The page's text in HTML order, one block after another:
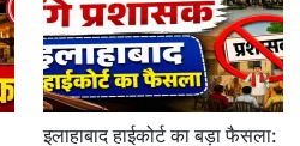
इलाहाबाद हाईकोर्ट का बड़ा फैसला: